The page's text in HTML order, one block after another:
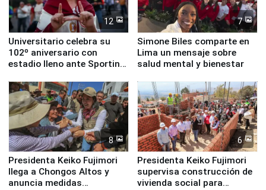
12
Universitario celebra su
102º aniversario con
estadio lleno ante Sporting
7
Simone Biles comparte en
Lima un mensaje sobre
salud mental y bienestar
8
Presidenta Keiko Fujimori
llega a Chongos Altos y
anuncia medidas
6
Presidenta Keiko Fujimori
supervisa construcción de
vivienda social para